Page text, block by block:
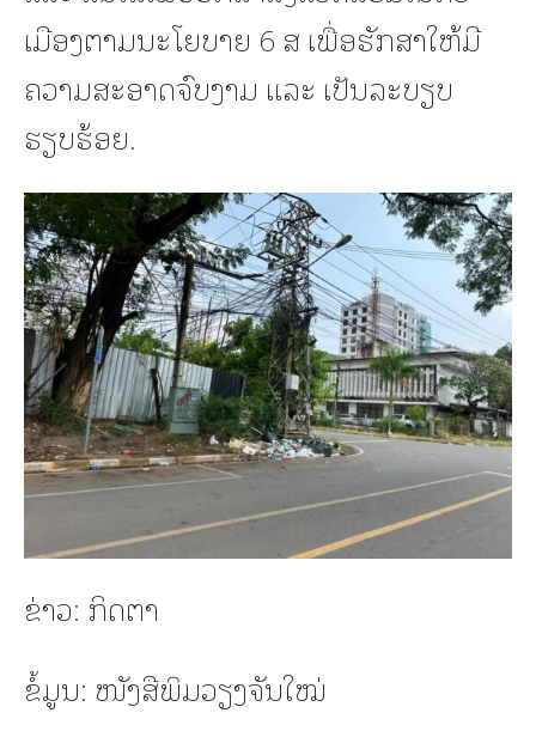
ເມືອງຕາມນະໂຍບາຍ 6 ສ ເພື່ອຮັກສາໃຫ້ມີ
ຄວາມສະອາດຈົບງາມ ແລະ ເປັນລະບຽບ
ຮຽບຮ້ອຍ.
ຂ່າວ: ກິດຕາ
ຂໍ້ມູນ: ໜັງສືພິມວຽງຈັນໃໝ່